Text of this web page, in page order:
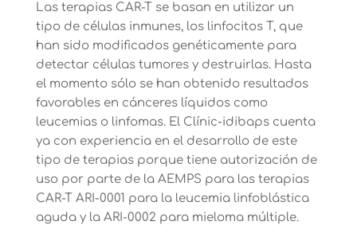
Las terapias CAR-T se basan en utilizar un
tipo de células inmunes, los linfocitos T, que
han sido modificados genéticamente para
detectar células tumores y destruirlas. Hasta
el momento sólo se han obtenido resultados
favorables en cánceres líquidos como
leucemias o linfomas. El Clínic-idibaps cuenta
ya con experiencia en el desarrollo de este
tipo de terapias porque tiene autorización de
uso por parte de la AEMPS para las terapias
CAR-T ARI-0001 para la leucemia linfoblástica
aguda y la ARI-0002 para mieloma múltiple.